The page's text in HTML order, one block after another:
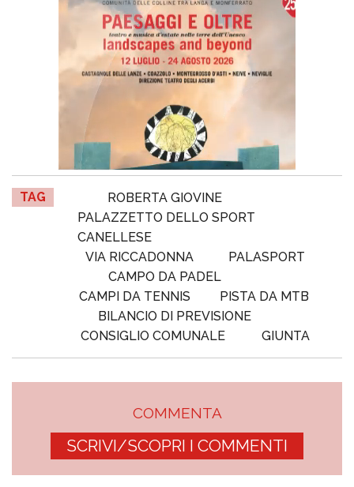
TAG
ROBERTA GIOVINE
PALAZZETTO DELLO SPORT
CANELLESE
VIA RICCADONNA
PALASPORT
CAMPO DA PADEL
CAMPI DA TENNIS
PISTA DA MTB
BILANCIO DI PREVISIONE
CONSIGLIO COMUNALE
GIUNTA
COMMENTA
SCRIVI/SCOPRI I COMMENTI